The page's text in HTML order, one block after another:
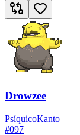
Drowzee
PsíquicoKanto
#097